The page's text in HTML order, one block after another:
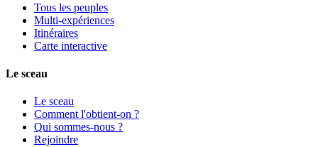
Tous les peuples
Multi-expériences
Itinéraires
Carte interactive
Le sceau
Le sceau
Comment l'obtient-on ?
Qui sommes-nous ?
Rejoindre